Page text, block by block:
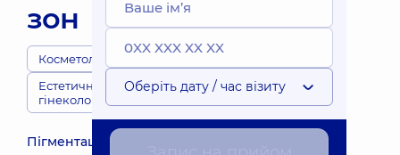
зон
Косметологи
Естетична
гінекологія
Пігментація
Оберіть дату / час візиту